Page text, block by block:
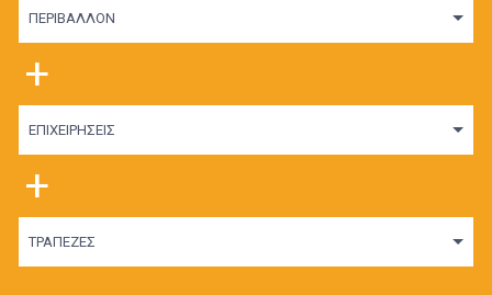
ΠΕΡΙΒΑΛΛΟΝ
+
ΕΠΙΧΕΙΡΗΣΕΙΣ
+
ΤΡΑΠΕΖΕΣ